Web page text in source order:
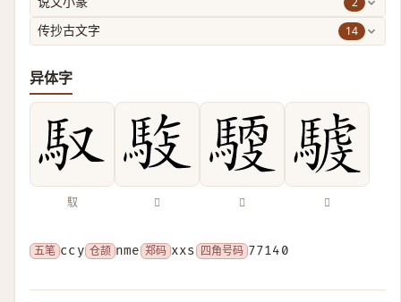
传抄古文字 14
异体字
馭 𩣓 𩤳 𩤾
五笔 ccy 仓颉 nme 郑码 xxs 四角号码 77140